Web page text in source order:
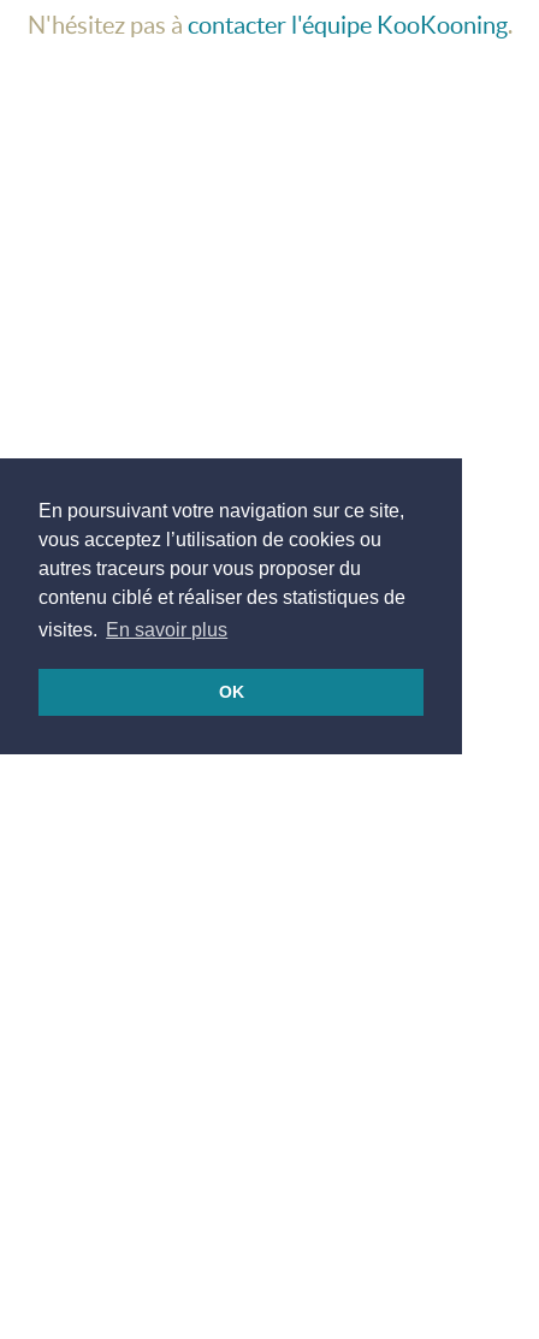
En poursuivant votre navigation sur ce site,
vous acceptez l’utilisation de cookies ou
autres traceurs pour vous proposer du
contenu ciblé et réaliser des statistiques de
visites. En savoir plus
OK
N'hésitez pas à contacter l'équipe KooKooning.